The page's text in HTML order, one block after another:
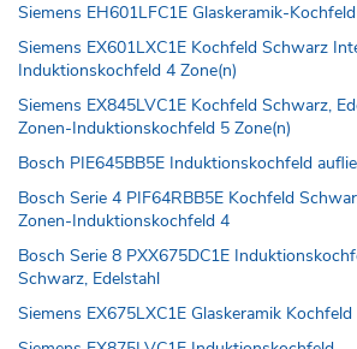
Siemens EH601LFC1E Glaskeramik-Kochfeld
Siemens EX601LXC1E Kochfeld Schwarz
Induktionskochfeld 4 Zone(n)
Siemens EX845LVC1E Kochfeld Schwarz,
Zonen-Induktionskochfeld 5 Zone(n)
Bosch PIE645BB5E Induktionskochfeld
Bosch Serie 4 PIF64RBB5E Kochfeld
Zonen-Induktionskochfeld 4
Bosch Serie 8 PXX675DC1E
Schwarz, Edelstahl
Siemens EX675LXC1E Glaskeramik